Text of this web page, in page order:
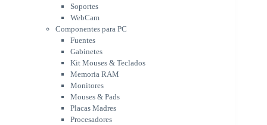
Memoria RAM
Monitores
Mouses & Pads
Placas Madres
Procesadores
Refrigeración & Enfriamiento
Tarjetas Gráficas
Teclados
Equipos NUC
Equipos OEM & Pre-Ensamblados
Soportes
WebCam
Componentes para PC
Fuentes
Gabinetes
Kit Mouses & Teclados
Memoria RAM
Monitores
Mouses & Pads
Placas Madres
Procesadores